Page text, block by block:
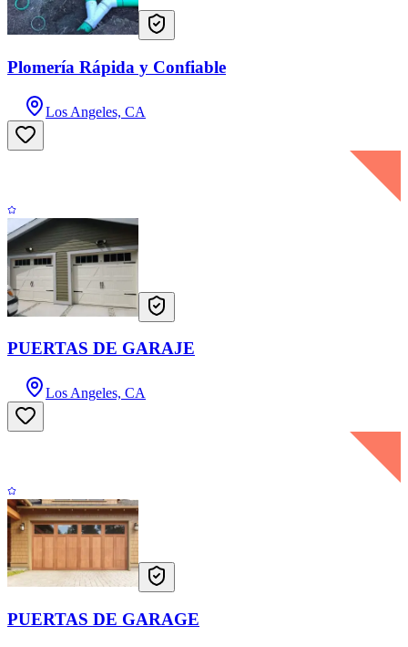
Plomería Rápida y Confiable
Los Angeles, CA
PUERTAS DE GARAJE
Los Angeles, CA
PUERTAS DE GARAGE